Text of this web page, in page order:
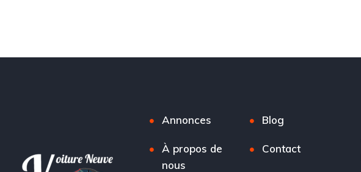
Annonces Blog
À propos de
nous
Contact